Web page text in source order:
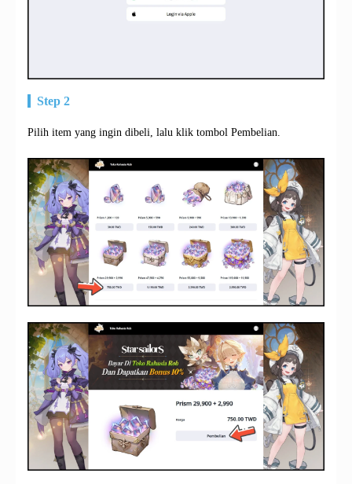
Step 2
Pilih item yang ingin dibeli, lalu klik tombol Pembelian.